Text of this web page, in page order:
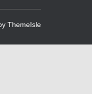
ThemeIsle